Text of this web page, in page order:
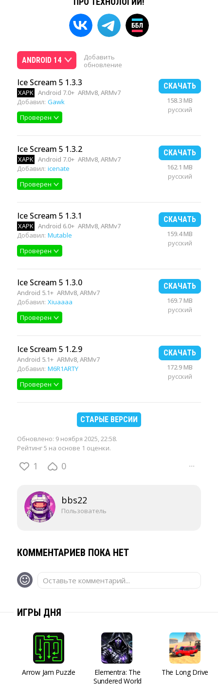
ANDROID 14
Добавить
обновление
Ice Scream 5 1.3.3
XAPK Android 7.0+ ARMv8, ARMv7
Добавил: Gawk
Проверен
СКАЧАТЬ
158.3 MB
русский
Ice Scream 5 1.3.2
XAPK Android 7.0+ ARMv8, ARMv7
Добавил: icenate
Проверен
СКАЧАТЬ
162.1 MB
русский
Ice Scream 5 1.3.1
XAPK Android 6.0+ ARMv8, ARMv7
Добавил: Mutable
Проверен
СКАЧАТЬ
159.4 MB
русский
Ice Scream 5 1.3.0
Android 5.1+ ARMv8, ARMv7
Добавил: Xiuaaaa
Проверен
СКАЧАТЬ
169.7 MB
русский
Ice Scream 5 1.2.9
Android 5.1+ ARMv8, ARMv7
Добавил: M6R1ARTY
Проверен
СКАЧАТЬ
172.9 MB
русский
СТАРЫЕ ВЕРСИИ
Обновлено: 9 ноября 2025, 22:58.
Рейтинг 5 на основе 1 оценки.
1 0 ···
bbs22
Пользователь
КОММЕНТАРИЕВ ПОКА НЕТ
Оставьте комментарий...
ИГРЫ ДНЯ
Arrow Jam Puzzle
Elementra: The
Sundered World
The Long Drive